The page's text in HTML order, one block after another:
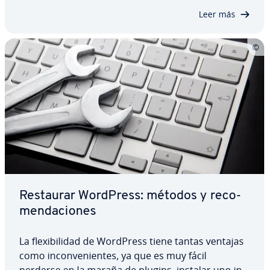
Leer más
Restaurar WordPress: métodos y re­co­
me­n­da­cio­nes
La fle­xi­bi­li­dad de WordPress tiene tantas ventajas
como in­co­n­ve­nie­n­tes, ya que es muy fácil